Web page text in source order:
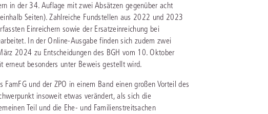
in der 34. Auflage mit zwei Absätzen gegenüber acht
Seiten). Zahlreiche Fundstellen aus 2022 und 2023
Einreichern sowie der Ersatzeinreichung bei
In der Online-Ausgabe finden sich zudem zwei
2024 zu Entscheidungen des BGH vom 10. Oktober
besonders unter Beweis gestellt wird.
und der ZPO in einem Band einen großen Vorteil des
insoweit etwas verändert, als sich die
Teil und die Ehe- und Familienstreitsachen